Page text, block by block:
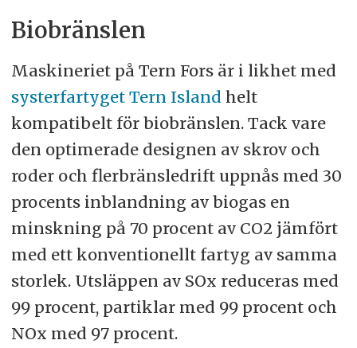
Biobränslen
Maskineriet på Tern Fors är i likhet med
systerfartyget Tern Island helt
kompatibelt för biobränslen. Tack vare
den optimerade designen av skrov och
roder och flerbränsledrift uppnås med 30
procents inblandning av biogas en
minskning på 70 procent av CO2 jämfört
med ett konventionellt fartyg av samma
storlek. Utsläppen av SOx reduceras med
99 procent, partiklar med 99 procent och
NOx med 97 procent.